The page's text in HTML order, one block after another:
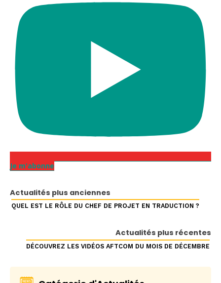
Je m'abonne
Actualités plus anciennes
QUEL EST LE RÔLE DU CHEF DE PROJET EN TRADUCTION ?
Actualités plus récentes
DÉCOUVREZ LES VIDÉOS AFTCOM DU MOIS DE DÉCEMBRE